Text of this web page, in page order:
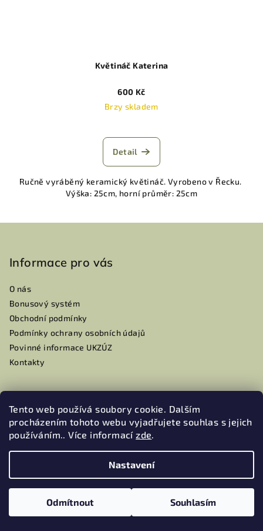
Tento web používá soubory cookie. Dalším
procházením tohoto webu vyjadřujete souhlas s jejich
používáním.. Více informacízde.
Nastavení
Odmítnout Souhlasím
Květináč Katerina
600 Kč
Brzy skladem
Detail
Ručně vyráběný keramický květináč. Vyrobeno v Řecku.
Výška: 25cm, horní průměr: 25cm
Informace pro vás
O nás
Bonusový systém
Obchodní podmínky
Podmínky ochrany osobních údajů
Povinné informace UKZÚZ
Kontakty
Kontakt
info@mamaoli.cz
+420604105959